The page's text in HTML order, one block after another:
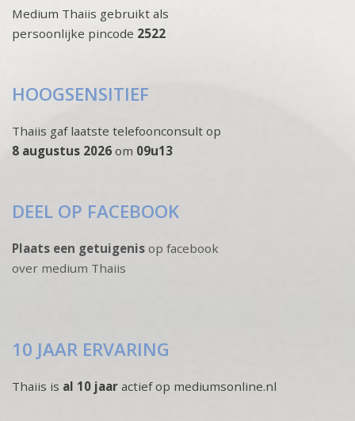
Medium Thaiis gebruikt als
persoonlijke pincode 2522
HOOGSENSITIEF
Thaiis gaf laatste telefoonconsult op
8 augustus 2026 om 09u13
DEEL OP FACEBOOK
Plaats een getuigenis op facebook
over medium Thaiis
10 JAAR ERVARING
Thaiis is al 10 jaar actief op mediumsonline.nl